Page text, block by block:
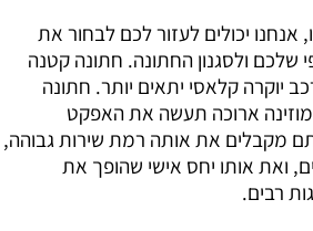
יכולים לעזור לכם לבחור את
שלכם ולסגנון החתונה. חתונה קטנה
יוקרה קלאסי יתאים יותר. חתונה
ארוכה תעשה את האפקט
מקבלים את אותה רמת שירות גבוהה,
ואת אותו יחס אישי שהופך את